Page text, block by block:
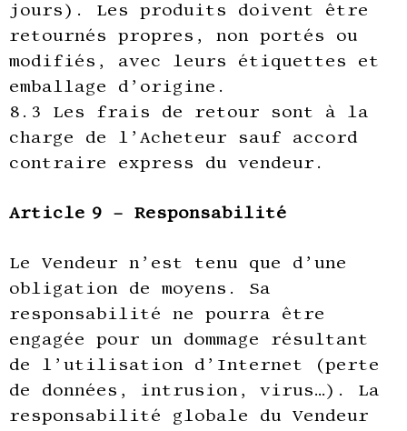
jours). Les produits doivent être
retournés propres, non portés ou
modifiés, avec leurs étiquettes et
emballage d’origine.
8.3 Les frais de retour sont à la
charge de l’Acheteur sauf accord
contraire express du vendeur.
Article 9 – Responsabilité
Le Vendeur n’est tenu que d’une
obligation de moyens. Sa
responsabilité ne pourra être
engagée pour un dommage résultant
de l’utilisation d’Internet (perte
de données, intrusion, virus…). La
responsabilité globale du Vendeur